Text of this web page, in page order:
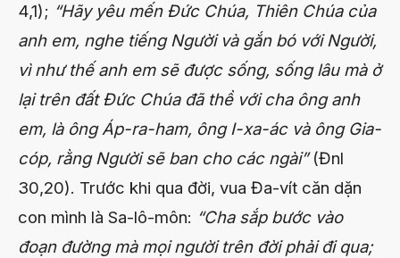
4,1); “Hãy yêu mến Đức Chúa, Thiên Chúa của
anh em, nghe tiếng Người và gắn bó với Người,
vì như thế anh em sẽ được sống, sống lâu mà ở
lại trên đất Đức Chúa đã thề với cha ông anh
em, là ông Áp-ra-ham, ông I-xa-ác và ông Gia-
cóp, rằng Người sẽ ban cho các ngài”(Đnl
30,20). Trước khi qua đời, vua Đa-vít căn dặn
con mình là Sa-lô-môn: “Cha sắp bước vào
đoạn đường mà mọi người trên đời phải đi qua;